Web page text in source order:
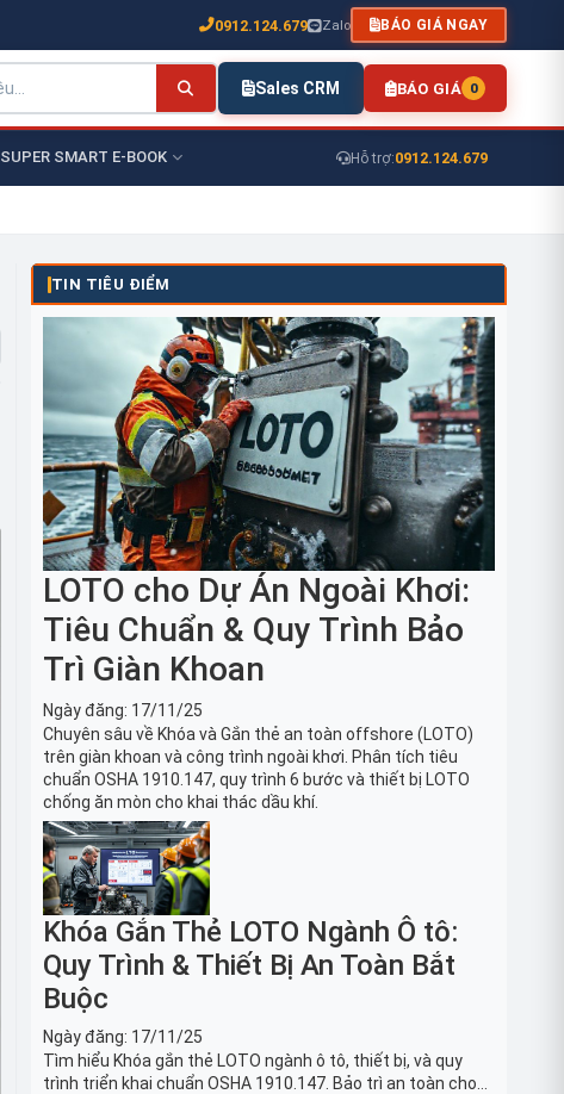
0912.124.679 Zalo BÁO GIÁ NGAY
Sales CRM BÁO GIÁ 0
SUPER SMART E-BOOK Hỗ trợ:0912.124.679
TIN TIÊU ĐIỂM
LOTO cho Dự Án Ngoài Khơi:
Tiêu Chuẩn & Quy Trình Bảo
Trì Giàn Khoan
Ngày đăng: 17/11/25
Chuyên sâu về Khóa và Gắn thẻ an toàn offshore (LOTO)
trên giàn khoan và công trình ngoài khơi. Phân tích tiêu
chuẩn OSHA 1910.147, quy trình 6 bước và thiết bị LOTO
chống ăn mòn cho khai thác dầu khí.
Khóa Gắn Thẻ LOTO Ngành Ô tô:
Quy Trình & Thiết Bị An Toàn Bắt
Buộc
Ngày đăng: 17/11/25
Tìm hiểu Khóa gắn thẻ LOTO ngành ô tô, thiết bị, và quy
trình triển khai chuẩn OSHA 1910.147. Bảo trì an toàn cho